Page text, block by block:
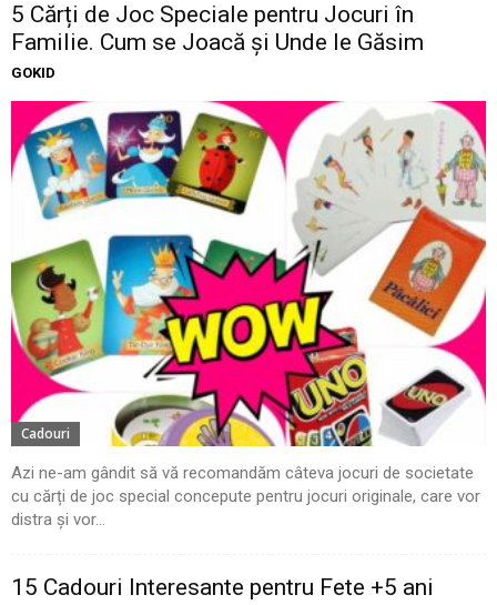
5 Cărți de Joc Speciale pentru Jocuri în
Familie. Cum se Joacă și Unde le Găsim
GOKID
Cadouri
Azi ne-am gândit să vă recomandăm câteva jocuri de societate
cu cărți de joc special concepute pentru jocuri originale, care vor
distra și vor...
15 Cadouri Interesante pentru Fete +5 ani